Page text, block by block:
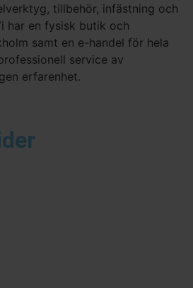
tillbehör, infästning och
har en fysisk butik och
samt en e-handel för hela
service av
erfarenhet.